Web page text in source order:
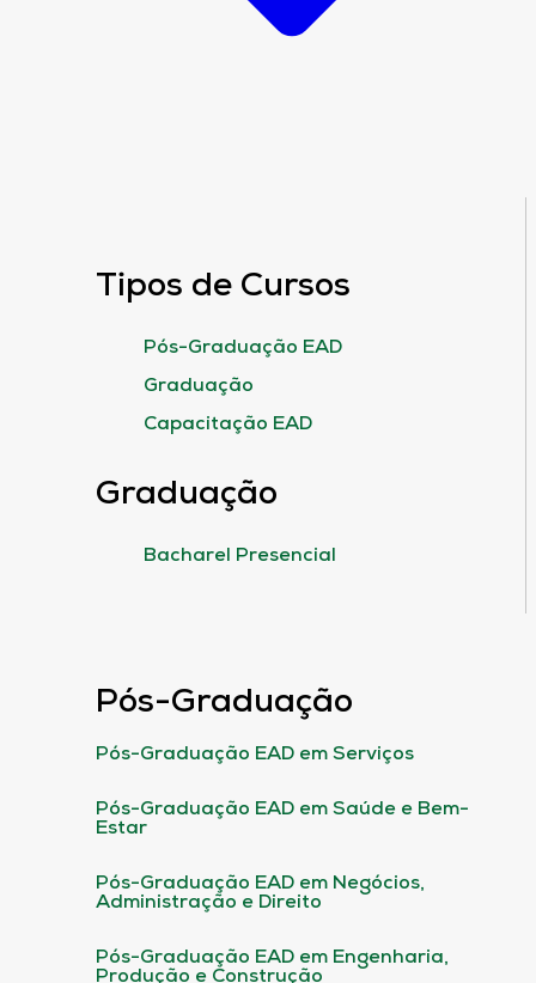
Tipos de Cursos
Pós-Graduação EAD
Graduação
Capacitação EAD
Graduação
Bacharel Presencial
Pós-Graduação
Pós-Graduação EAD em Serviços
Pós-Graduação EAD em Saúde e Bem-
Estar
Pós-Graduação EAD em Negócios,
Administração e Direito
Pós-Graduação EAD em Engenharia,
Produção e Construção